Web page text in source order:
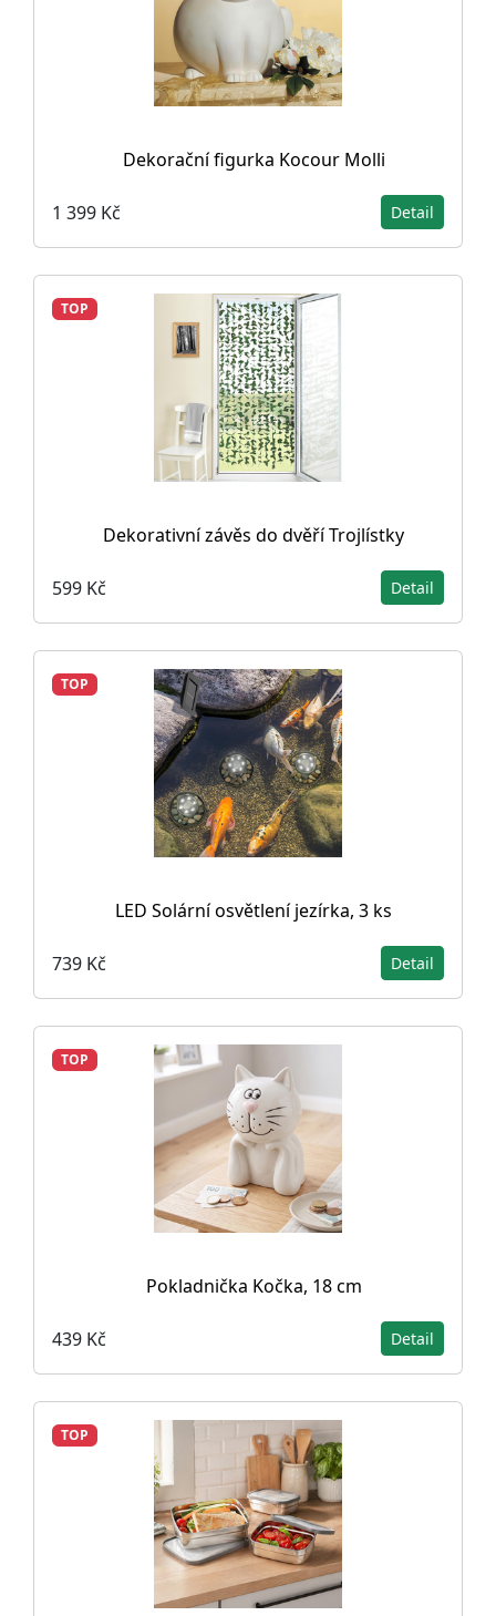
Dekorační figurka Kocour Molli
1 399 Kč Detail
TOP
Dekorativní závěs do dvěří Trojlístky
599 Kč Detail
TOP
LED Solární osvětlení jezírka, 3 ks
739 Kč Detail
TOP
Pokladnička Kočka, 18 cm
439 Kč Detail
TOP